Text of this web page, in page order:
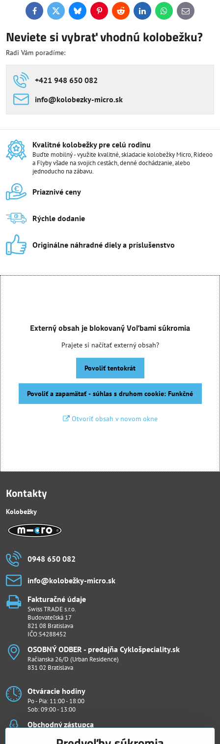
FacebookTwitterBlueskyPinterestReddit LinkedInWhatsApp
E-
mail
Neviete si vybrať vhodnú kolobežku?
Radi Vám poradíme:
+421 948 650 082
info​@kolobezky-micro​.sk
Kvalitné kolobežky pre celú rodinu
Buďte mobilný - využite kvalitné, skladacie kolobežky Micro, Rideoo
a Flyby všade na svojich cestách, denné dochádzanie, alebo
jednoducho na zábavu.
Priaznivé ceny
Rýchle dodanie
Originálne náhradné diely a príslušenstvo
Externý obsah je blokovaný Voľbami súkromia
Prajete si načítať externý obsah?
Povoliť tentokrát
Povoliť a zapamätať - súhlas s druhom cookie: Funkčné
Otvoriť obsah v novom okne
Kontakty
Kolobežky
0948 650 082
info​@kolobežky-micro​.sk
Fakturačné údaje
Swiss TRADE s.r.o.
Budovateľská 17
821 08 Bratislava
IČO:54288452
OSOBNÝ ODBER - predajňa Cyklošpeciality​.sk
Račianska 26/D (Urban Residence)
831 02 Bratislava
Otváracie hodiny
Po - Pia: 11:00 - 18:00
Sob: 09:00 - 13:00
Obchodný zástupca